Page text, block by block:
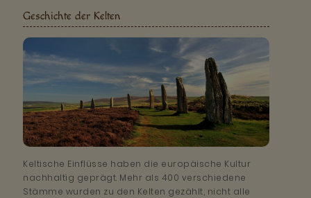
Geschichte der Kelten
Keltische Einflüsse haben die europäische Kultur
nachhaltig geprägt. Mehr als 400 verschiedene
Stämme wurden zu den Kelten gezählt, nicht alle